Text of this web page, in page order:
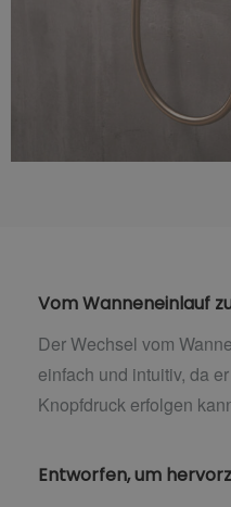
Vom Wanneneinlauf
Der Wechsel vom
einfach und intuitiv, da
Knopfdruck erfolgen
Entworfen, um